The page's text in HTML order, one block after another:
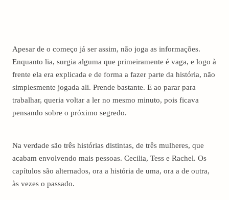
Apesar de o começo já ser assim, não joga as informações.
Enquanto lia, surgia alguma que primeiramente é vaga, e logo à
frente ela era explicada e de forma a fazer parte da história, não
simplesmente jogada ali. Prende bastante. E ao parar para
trabalhar, queria voltar a ler no mesmo minuto, pois ficava
pensando sobre o próximo segredo.
Na verdade são três histórias distintas, de três mulheres, que
acabam envolvendo mais pessoas. Cecilia, Tess e Rachel. Os
capítulos são alternados, ora a história de uma, ora a de outra,
às vezes o passado.